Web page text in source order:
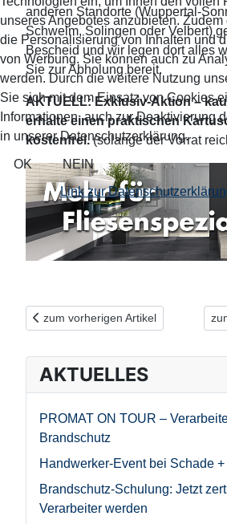
anderen Standorte (Wuppertal-
Schwelm, Solingen oder Velbert)
Bescheid und wir legen dort alles
Sie zur Abholung bereit.
AKTUELL: Exklusiv-Aktion –
erhalte einen praktischen
kostenfrei.(solange der Vorrat
Vorheriger Beitrag: Enorm vielseitig:
zum vorherigen Artikel
AKTUELLES
PROMAT ON TOUR –
Brandschutz
Handwerker-Event bei Schade
Brandschutz-Schulung: Jetzt
Verarbeiter werden
unseres Angebotes anzubieten.
die Personalisierung von Inhalten und
von Werbung. Sie können auch zu
werden. Durch die weitere Nutzung
Sie sich mit dem Einsatz von Cookies
Informationen, auch zur Deaktivierung
in unserer Datenschutzerklärung.
OK NEIN
Link zur